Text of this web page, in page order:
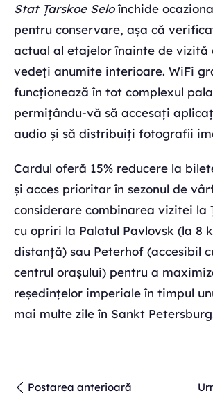
Stat Țarskoe Seloînchide
pentru conservare, așa că
actual al etajelor înainte de vizită
vedeți anumite interioare. WiFi
funcționează în tot complexul
permițându-vă să accesați
audio și să distribuiți fotografii
Cardul oferă 15% reducere la
și acces prioritar în sezonul de
considerare combinarea vizitei la
cu opriri la Palatul Pavlovsk (la 8
distanță) sau Peterhof (accesibil
centrul orașului) pentru a
reședințelor imperiale în timpul
mai multe zile în Sankt
Postarea anterioară